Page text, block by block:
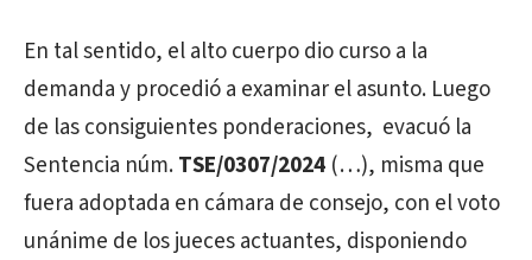
En tal sentido, el alto cuerpo dio curso a la
demanda y procedió a examinar el asunto. Luego
de las consiguientes ponderaciones, evacuó la
Sentencia núm.TSE/0307/2024 (…), misma que
fuera adoptada en cámara de consejo, con el voto
unánime de los jueces actuantes, disponiendo